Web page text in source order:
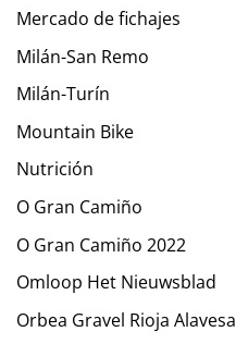
Mercado de fichajes
Milán-San Remo
Milán-Turín
Mountain Bike
Nutrición
O Gran Camiño
O Gran Camiño 2022
Omloop Het Nieuwsblad
Orbea Gravel Rioja Alavesa